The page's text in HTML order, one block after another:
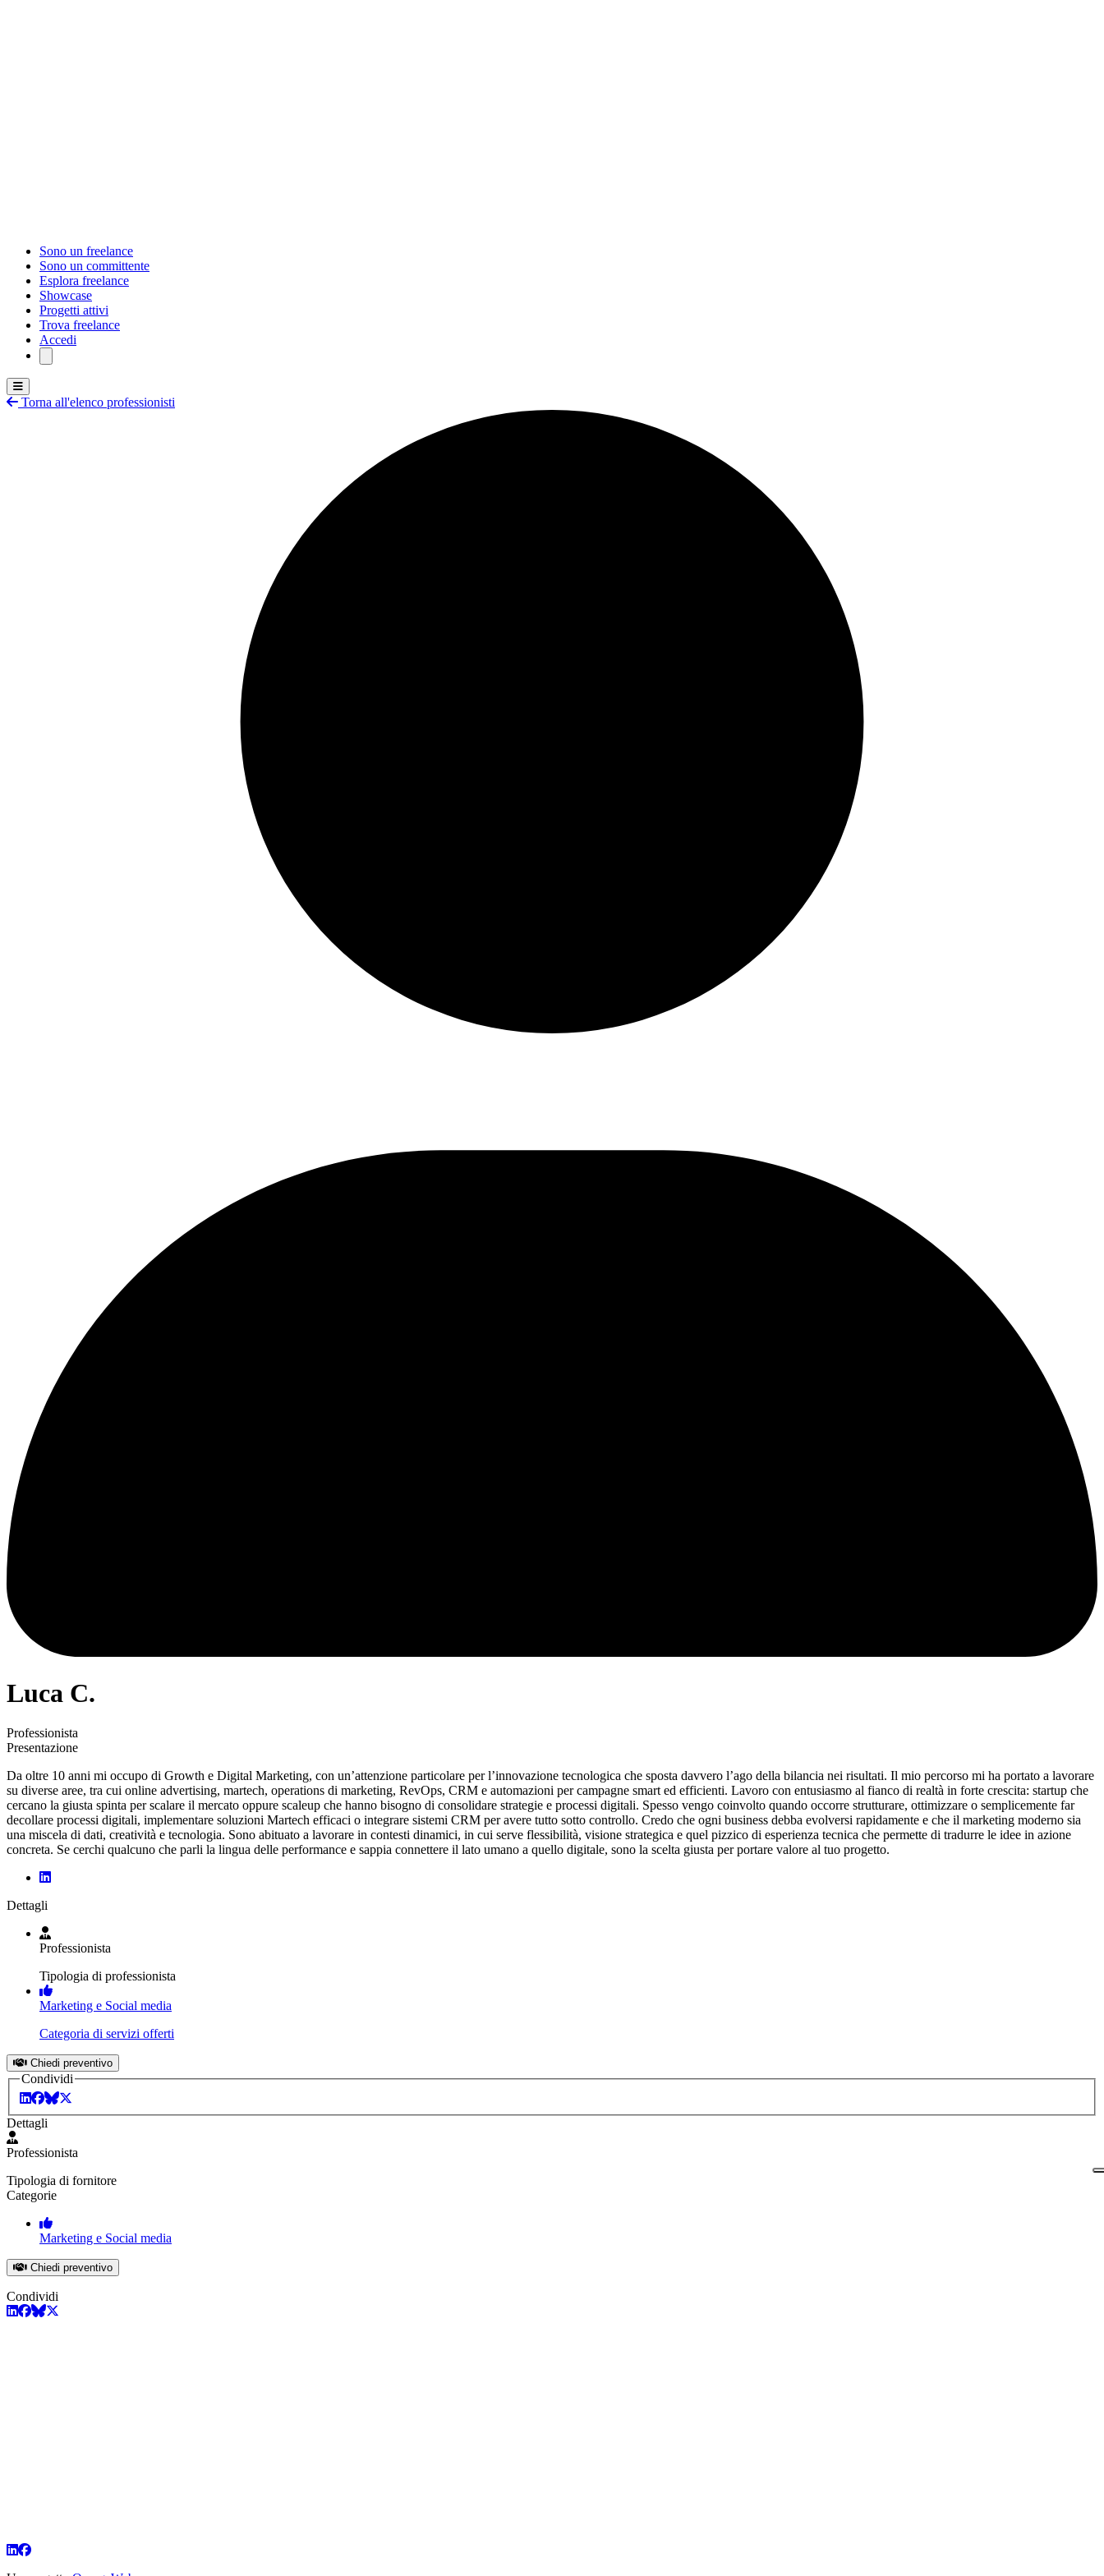
Sono un freelance
Sono un committente
Esplora freelance
Showcase
Progetti attivi
Trova freelance
Accedi
Torna all'elenco professionisti
Luca C.
Professionista
Presentazione
Da oltre 10 anni mi occupo di Growth e Digital Marketing, con un’attenzione particolare per l’innovazione tecnologica che sposta davvero l’ago della bilancia nei risultati. Il mio percorso mi ha portato a lavorare
su diverse aree, tra cui online advertising, martech, operations di marketing, RevOps, CRM e automazioni per campagne smart ed efficienti. Lavoro con entusiasmo al fianco di realtà in forte crescita: startup che
cercano la giusta spinta per scalare il mercato oppure scaleup che hanno bisogno di consolidare strategie e processi digitali. Spesso vengo coinvolto quando occorre strutturare, ottimizzare o semplicemente far
decollare processi digitali, implementare soluzioni Martech efficaci o integrare sistemi CRM per avere tutto sotto controllo. Credo che ogni business debba evolversi rapidamente e che il marketing moderno sia
una miscela di dati, creatività e tecnologia. Sono abituato a lavorare in contesti dinamici, in cui serve flessibilità, visione strategica e quel pizzico di esperienza tecnica che permette di tradurre le idee in azione
concreta. Se cerchi qualcuno che parli la lingua delle performance e sappia connettere il lato umano a quello digitale, sono la scelta giusta per portare valore al tuo progetto.
Dettagli
Professionista
Tipologia di professionista
Marketing e Social media
Categoria di servizi offerti
Chiedi preventivo
Condividi
Dettagli
Professionista
Tipologia di fornitore
Categorie
Marketing e Social media
Chiedi preventivo
Condividi